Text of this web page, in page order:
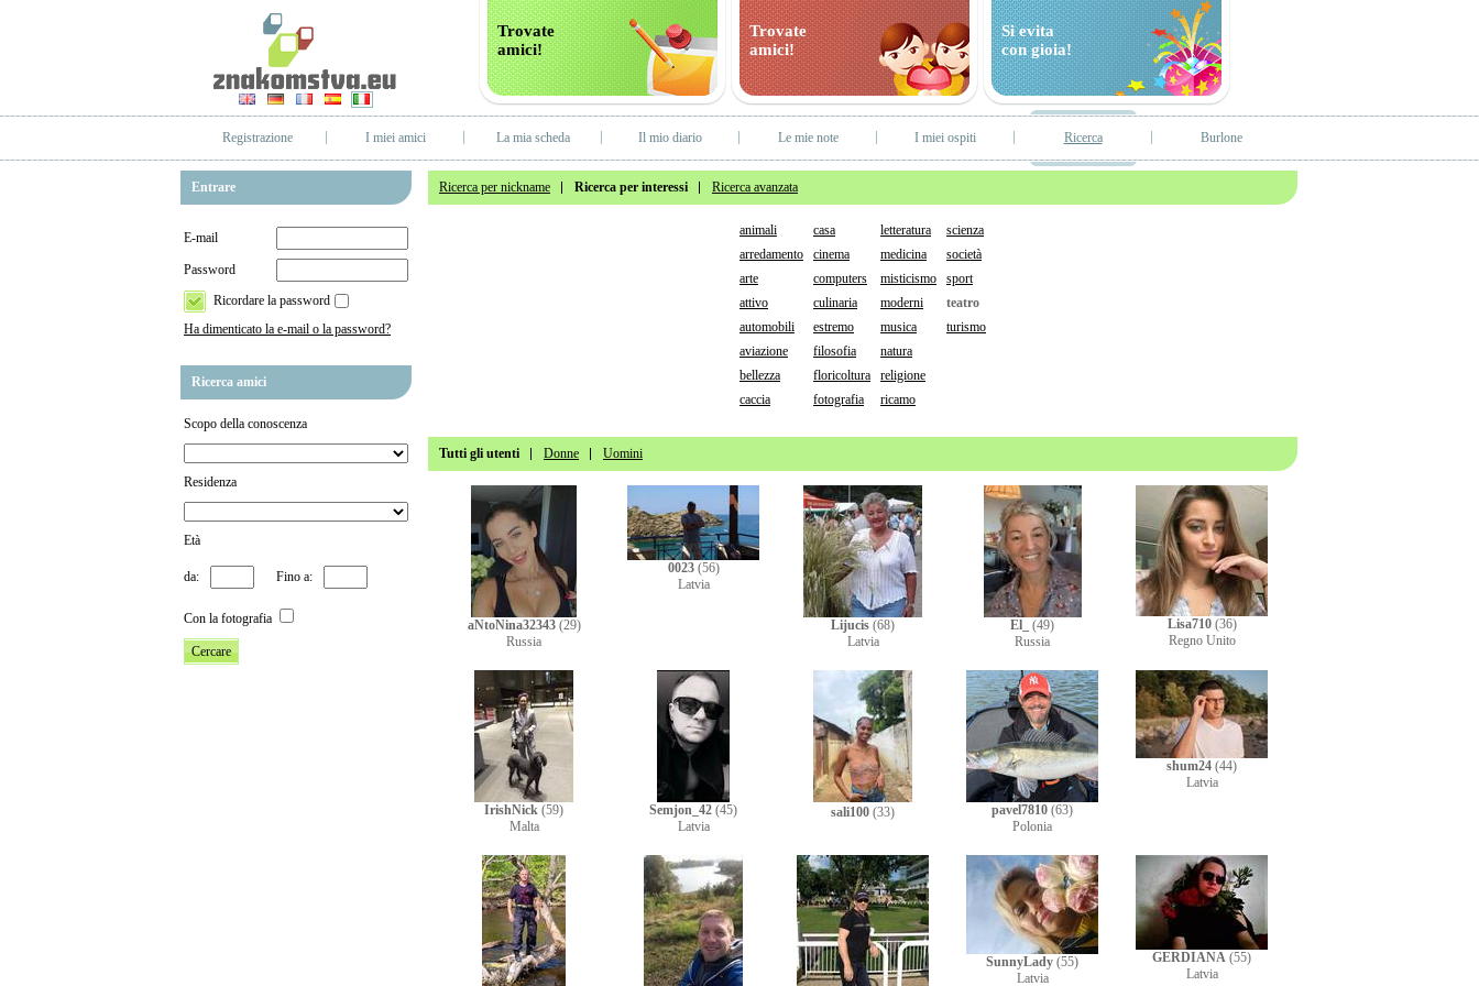
Trovate
amici!
Trovate
amici!
Si evita
con gioia!
Registrazione I miei amici La mia scheda Il mio diario Le mie note I miei ospiti Ricerca Burlone
Entrare
E-mail
Password
Ricordare la password
Ha dimenticato la e-mail o la password?
Ricerca amici
Scopo della conoscenza
Residenza
Età
da: Fino a:
Con la fotografia
Ricerca per nickname Ricerca per interessi Ricerca avanzata
animali
arredamento
arte
attivo
automobili
aviazione
bellezza
caccia
casa
cinema
computers
culinaria
estremo
filosofia
floricoltura
fotografia
letteratura
medicina
misticismo
moderni
musica
natura
religione
ricamo
scienza
società
sport
teatro
turismo
Tutti gli utenti Donne Uomini
aNtoNina32343(29)
Russia
0023(56)
Latvia
Lijucis (68)
Latvia
El_
(49)
Russia
Lisa710(36)
Regno Unito
IrishNick (59)
Malta
Semjon_42 (45)
Latvia
sali100 (33) pavel7810 (63)
Polonia
shum24 (44)
Latvia
SunnyLady (55)
Latvia
GERDIANA (55)
Latvia